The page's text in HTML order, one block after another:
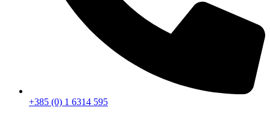
+385 (0) 1 6314 595